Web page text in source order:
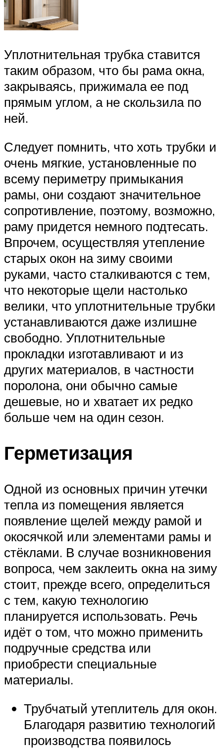
Уплотнительная трубка ставится
таким образом, что бы рама окна,
закрываясь, прижимала ее под
прямым углом, а не скользила по
ней.
Следует помнить, что хоть трубки и
очень мягкие, установленные по
всему периметру примыкания
рамы, они создают значительное
сопротивление, поэтому, возможно,
раму придется немного подтесать.
Впрочем, осуществляя утепление
старых окон на зиму своими
руками, часто сталкиваются с тем,
что некоторые щели настолько
велики, что уплотнительные трубки
устанавливаются даже излишне
свободно. Уплотнительные
прокладки изготавливают и из
других материалов, в частности
поролона, они обычно самые
дешевые, но и хватает их редко
больше чем на один сезон.
Герметизация
Одной из основных причин утечки
тепла из помещения является
появление щелей между рамой и
окосячкой или элементами рамы и
стёклами. В случае возникновения
вопроса, чем заклеить окна на зиму
стоит, прежде всего, определиться
с тем, какую технологию
планируется использовать. Речь
идёт о том, что можно применить
подручные средства или
приобрести специальные
материалы.
Трубчатый утеплитель для окон.
Благодаря развитию технологий
производства появилось